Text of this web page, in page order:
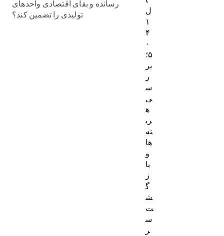
ل
۱
۴
۰
۵؛
بر
ر
س
ی
ه
زی
نه‌
ها
و
با
ز
گ
ش
ت
س
ر
رسانده و بقای اقتصادی واحدهای
تولیدی را تضمین کند؟